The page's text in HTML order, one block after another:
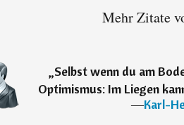
Mehr Zitate
„Selbst wenn du am
Optimismus: Im Liegen
―Karl-